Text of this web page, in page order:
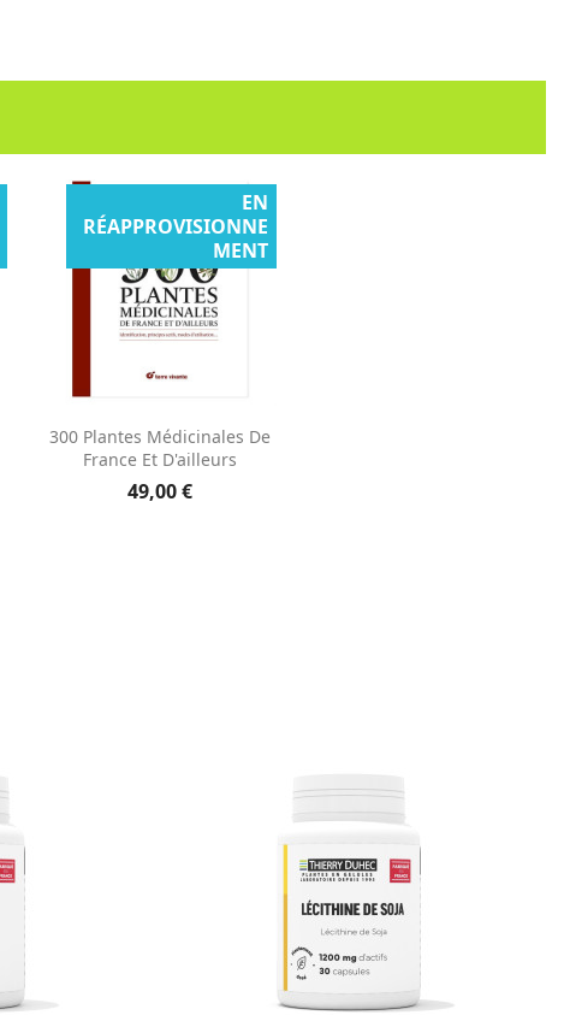
Aperçu rapide
300 Plantes Médicinales De
France Et D'ailleurs
49,00 €
EN
RÉAPPROVISIONNE
MENT